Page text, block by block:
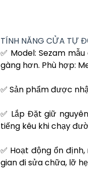
TÍNH NĂNG CỬA TỰ
✅ Model: Sezam
gàng hơn. Phù hợp:
✅ Sản phẩm được
✅ Lắp Đặt giữ
tiếng kêu khi chạy
✅ Hoạt động ổn
gian đi sửa chữa, lỡ